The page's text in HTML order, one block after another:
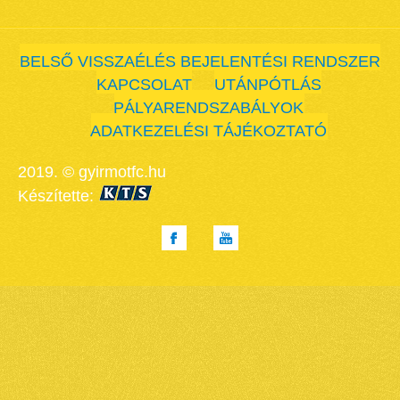
BELSŐ VISSZAÉLÉS BEJELENTÉSI RENDSZER
KAPCSOLAT
UTÁNPÓTLÁS
PÁLYARENDSZABÁLYOK
ADATKEZELÉSI TÁJÉKOZTATÓ
2019. © gyirmotfc.hu
Készítette: